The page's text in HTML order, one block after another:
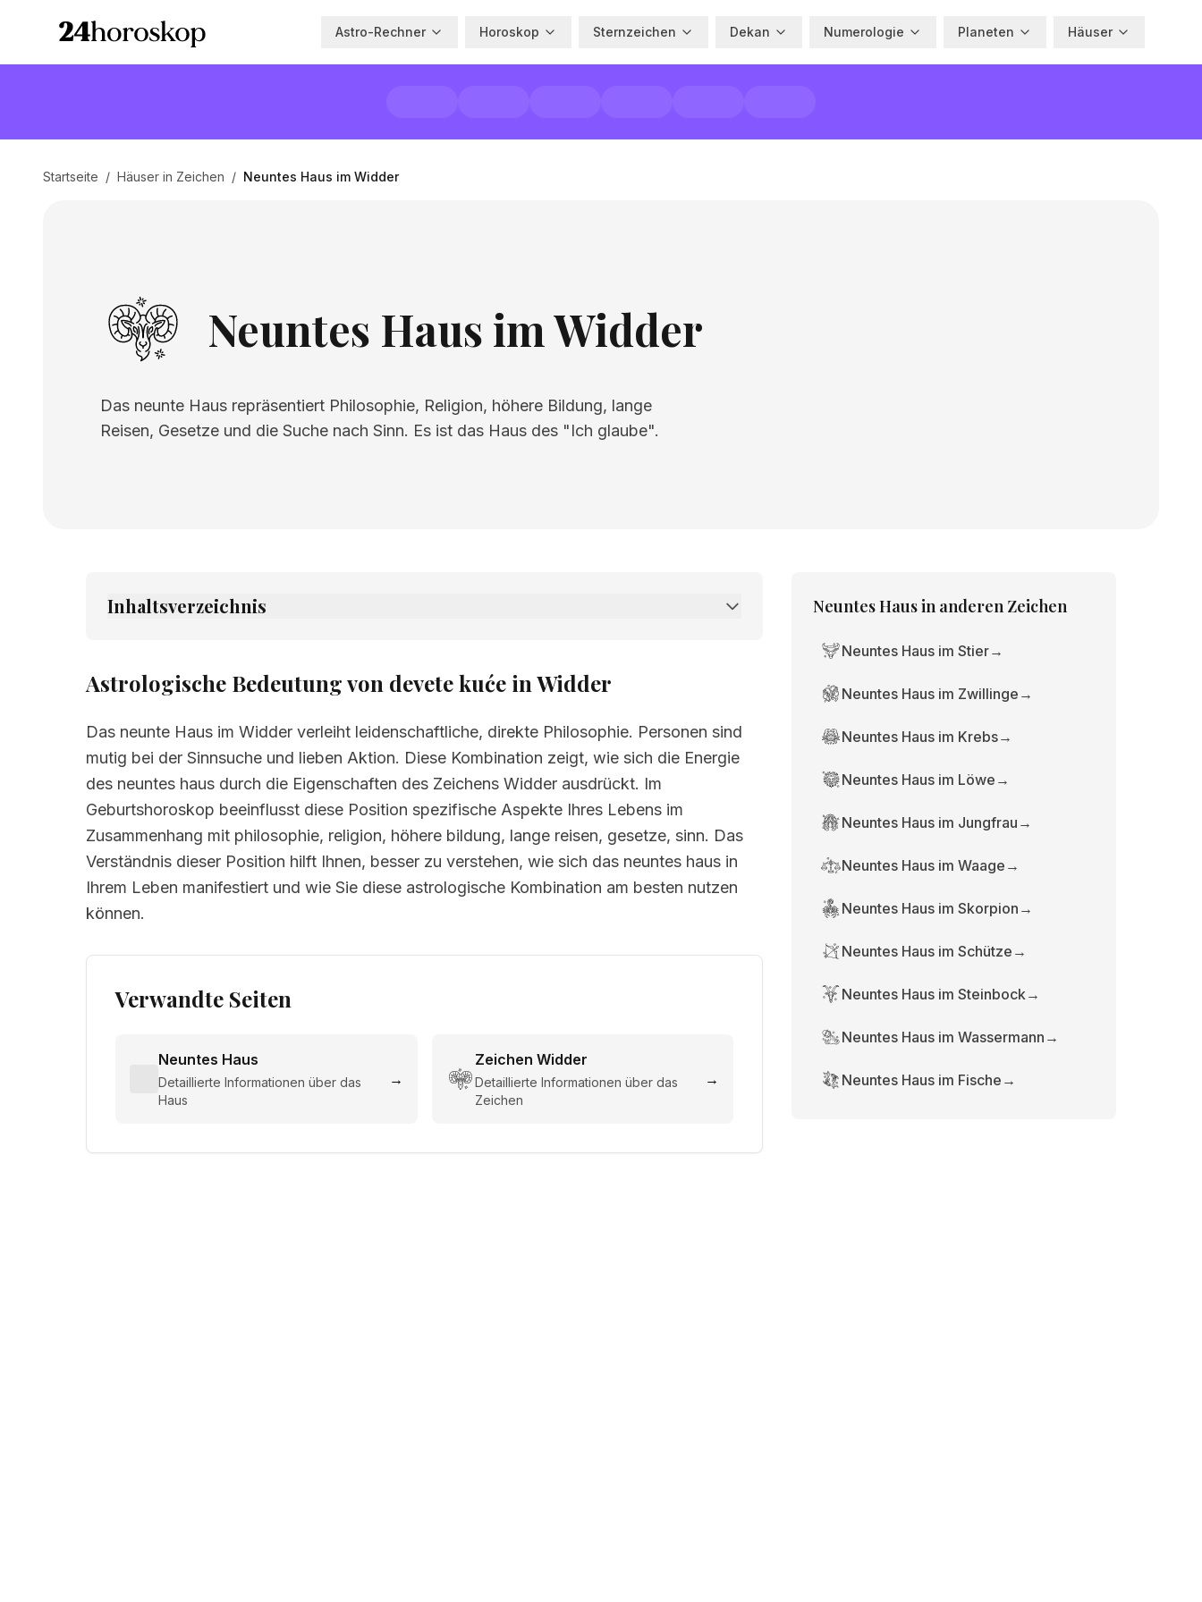
Astro-Rechner Horoskop Sternzeichen Dekan Numerologie Planeten Häuser
Startseite / Häuser in Zeichen / Neuntes Haus im Widder
Neuntes Haus im Widder
Das neunte Haus repräsentiert Philosophie, Religion, höhere Bildung, lange
Reisen, Gesetze und die Suche nach Sinn. Es ist das Haus des "Ich glaube".
Inhaltsverzeichnis
Astrologische Bedeutung von devete kuće in Widder
Das neunte Haus im Widder verleiht leidenschaftliche, direkte Philosophie. Personen sind
mutig bei der Sinnsuche und lieben Aktion. Diese Kombination zeigt, wie sich die Energie
des neuntes haus durch die Eigenschaften des Zeichens Widder ausdrückt. Im
Geburtshoroskop beeinflusst diese Position spezifische Aspekte Ihres Lebens im
Zusammenhang mit philosophie, religion, höhere bildung, lange reisen, gesetze, sinn. Das
Verständnis dieser Position hilft Ihnen, besser zu verstehen, wie sich das neuntes haus in
Ihrem Leben manifestiert und wie Sie diese astrologische Kombination am besten nutzen
können.
Verwandte Seiten
Neuntes Haus
Detaillierte Informationen über das
Haus
→
Zeichen Widder
Detaillierte Informationen über das
Zeichen
→
Neuntes Hausin anderen Zeichen
Neuntes Haus im Stier→
Neuntes Haus im Zwillinge →
Neuntes Haus im Krebs→
Neuntes Haus im Löwe →
Neuntes Haus im Jungfrau →
Neuntes Haus im Waage →
Neuntes Haus im Skorpion →
Neuntes Haus im Schütze →
Neuntes Haus im Steinbock→
Neuntes Haus im Wassermann →
Neuntes Haus im Fische →